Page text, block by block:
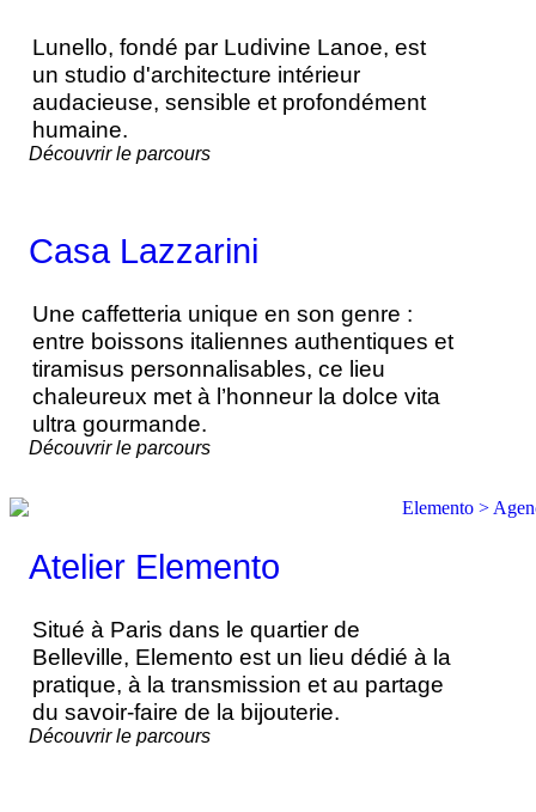
Lunello, fondé par Ludivine Lanoe, est
un studio d'architecture intérieur
audacieuse, sensible et profondément
humaine.
Découvrir le parcours
Casa Lazzarini
Une caffetteria unique en son genre :
entre boissons italiennes authentiques et
tiramisus personnalisables, ce lieu
chaleureux met à l’honneur la dolce vita
ultra gourmande.
Découvrir le parcours
Atelier Elemento
Situé à Paris dans le quartier de
Belleville, Elemento est un lieu dédié à la
pratique, à la transmission et au partage
du savoir-faire de la bijouterie.
Découvrir le parcours